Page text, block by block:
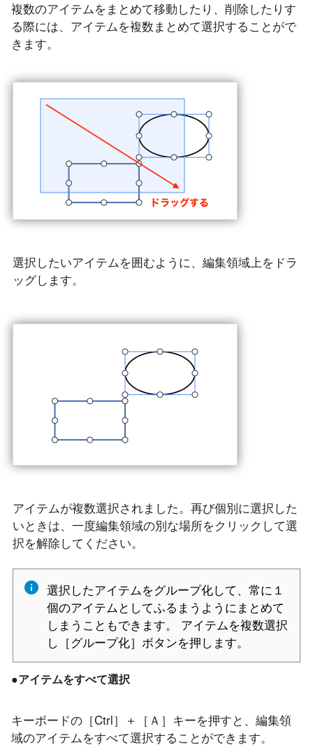
複数のアイテムをまとめて移動したり、削除したりす
る際には、アイテムを複数まとめて選択することがで
きます。
選択したいアイテムを囲むように、編集領域上をドラ
ッグします。
アイテムが複数選択されました。再び個別に選択した
いときは、一度編集領域の別な場所をクリックして選
択を解除してください。
選択したアイテムをグループ化して、常に１
個のアイテムとしてふるまうようにまとめて
しまうこともできます。 アイテムを複数選択
し［グループ化］ボタンを押します。
●アイテムをすべて選択
キーボードの［Ctrl］＋［Ａ］キーを押すと、編集領
域のアイテムをすべて選択することができます。